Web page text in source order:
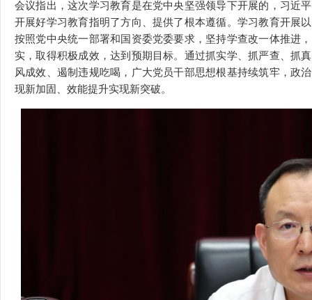
会议指出，这次学习教育是在党中央坚强领导下开展的，习近
开展好学习教育指明了方向、提供了根本遵循。学习教育开展
按照党中央统一部署和国资委党委要求，坚持学查改一体推进
实，取得积极成效，达到预期目标。通过抓实学、抓严查、抓
风成效、遏制违规吃喝，广大党员干部思想根基持续筑牢，政
现新加固、效能提升实现新突破。